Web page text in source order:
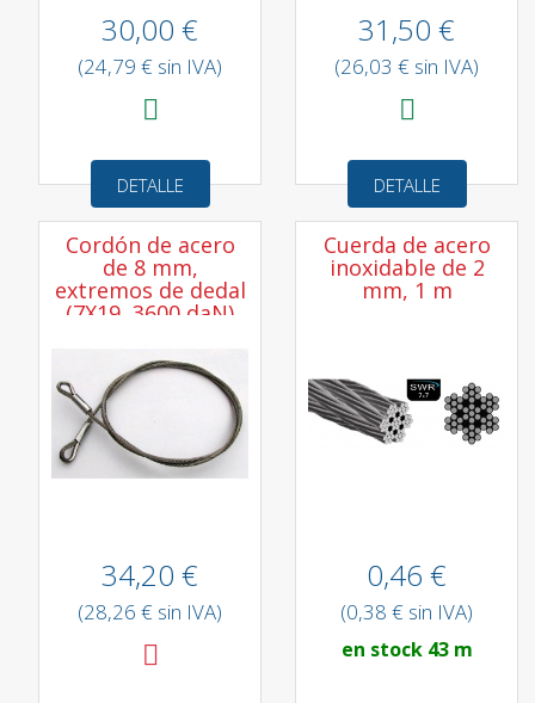
30,00 €
(24,79 € sin IVA)
DETALLE
31,50 €
(26,03 € sin IVA)
DETALLE
Cordón de acero
de 8 mm,
extremos de dedal
(7X19, 3600 daN)
34,20 €
(28,26 € sin IVA)
Cuerda de acero
inoxidable de 2
mm, 1 m
0,46 €
(0,38 € sin IVA)
en stock 43 m